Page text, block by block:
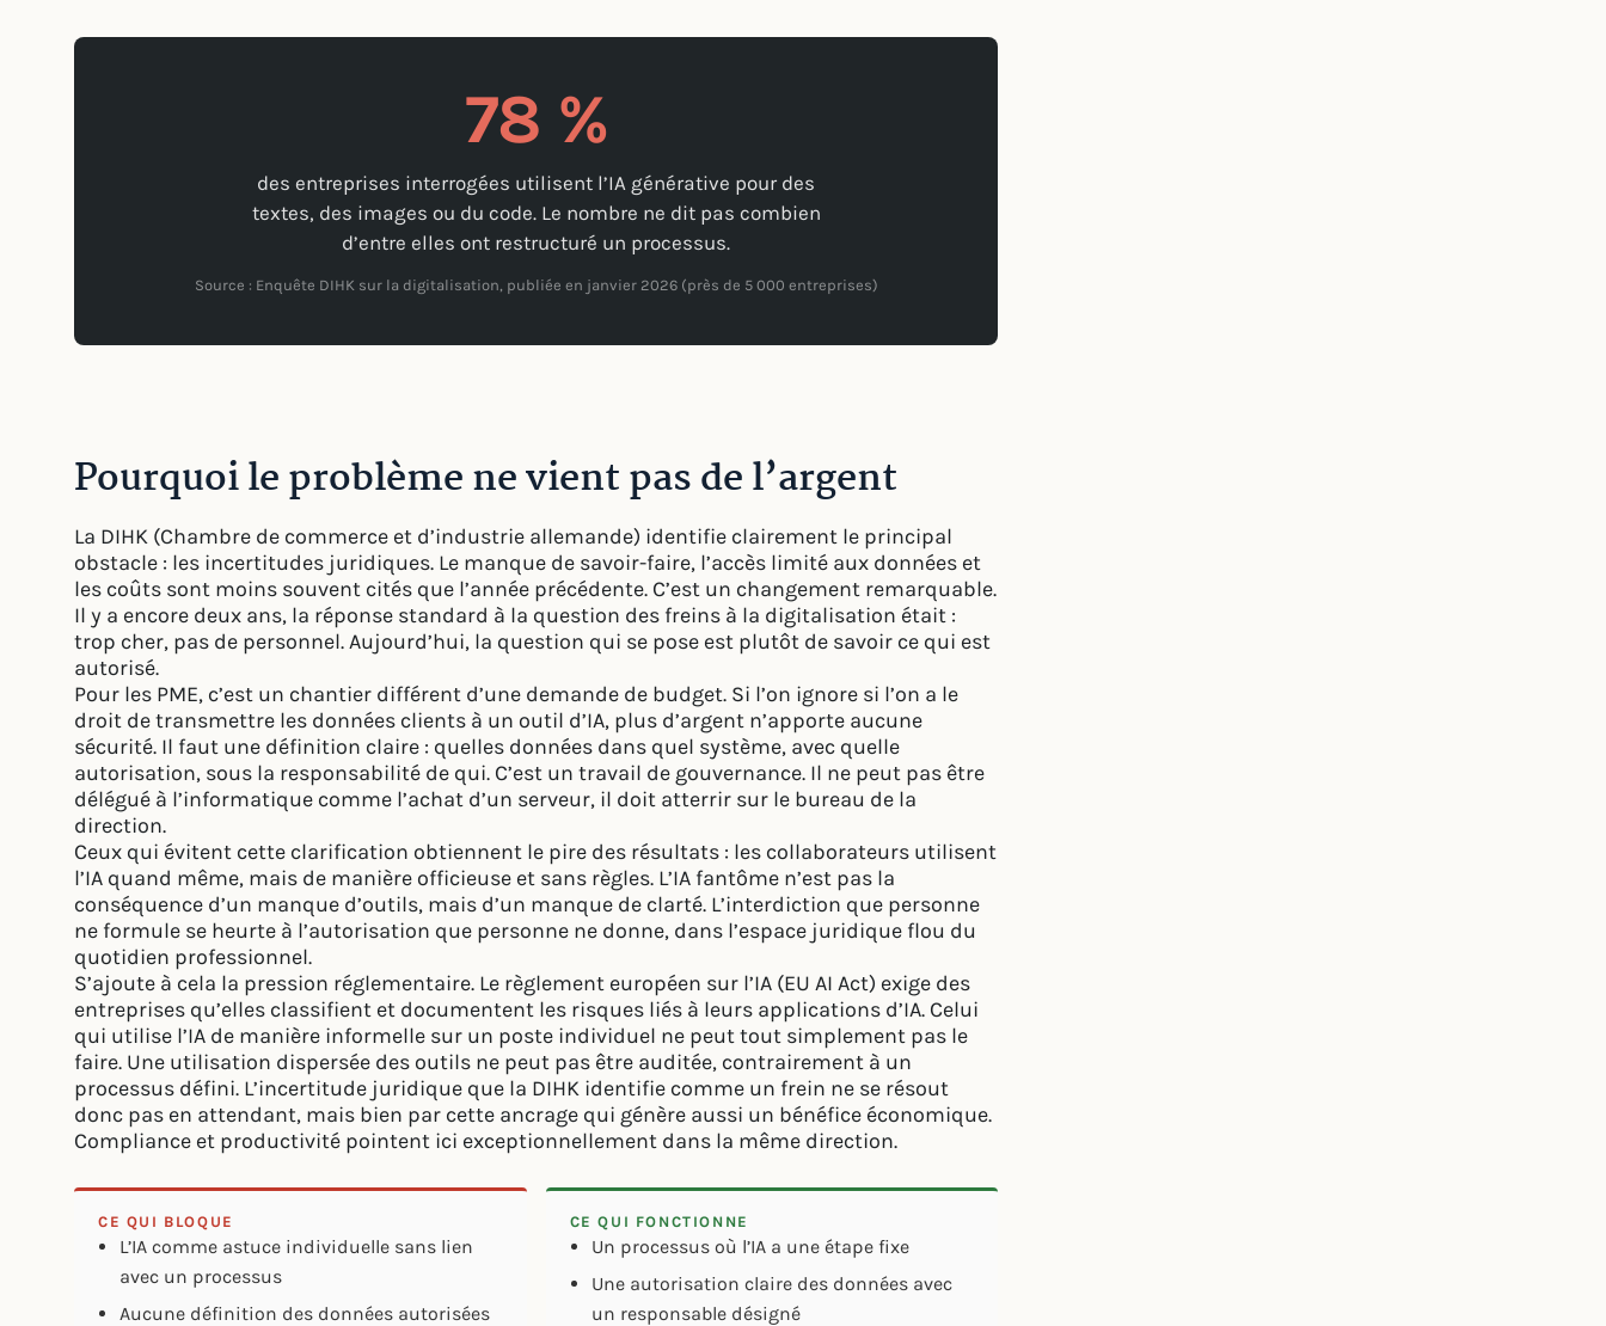
78 %
des entreprises interrogées utilisent l’IA générative pour des
textes, des images ou du code. Le nombre ne dit pas combien
d’entre elles ont restructuré un processus.
Source : Enquête DIHK sur la digitalisation, publiée en janvier 2026 (près de 5 000 entreprises)
Pourquoi le problème ne vient pas de l’argent
La DIHK (Chambre de commerce et d’industrie allemande) identifie clairement le principal
obstacle : les incertitudes juridiques. Le manque de savoir-faire, l’accès limité aux données et
les coûts sont moins souvent cités que l’année précédente. C’est un changement remarquable.
Il y a encore deux ans, la réponse standard à la question des freins à la digitalisation était :
trop cher, pas de personnel. Aujourd’hui, la question qui se pose est plutôt de savoir ce qui est
autorisé.
Pour les PME, c’est un chantier différent d’une demande de budget. Si l’on ignore si l’on a le
droit de transmettre les données clients à un outil d’IA, plus d’argent n’apporte aucune
sécurité. Il faut une définition claire : quelles données dans quel système, avec quelle
autorisation, sous la responsabilité de qui. C’est un travail de gouvernance. Il ne peut pas être
délégué à l’informatique comme l’achat d’un serveur, il doit atterrir sur le bureau de la
direction.
Ceux qui évitent cette clarification obtiennent le pire des résultats : les collaborateurs utilisent
l’IA quand même, mais de manière officieuse et sans règles. L’IA fantôme n’est pas la
conséquence d’un manque d’outils, mais d’un manque de clarté. L’interdiction que personne
ne formule se heurte à l’autorisation que personne ne donne, dans l’espace juridique flou du
quotidien professionnel.
S’ajoute à cela la pression réglementaire. Le règlement européen sur l’IA (EU AI Act) exige des
entreprises qu’elles classifient et documentent les risques liés à leurs applications d’IA. Celui
qui utilise l’IA de manière informelle sur un poste individuel ne peut tout simplement pas le
faire. Une utilisation dispersée des outils ne peut pas être auditée, contrairement à un
processus défini. L’incertitude juridique que la DIHK identifie comme un frein ne se résout
donc pas en attendant, mais bien par cette ancrage qui génère aussi un bénéfice économique.
Compliance et productivité pointent ici exceptionnellement dans la même direction.
CE QUI BLOQUE
L’IA comme astuce individuelle sans lien
avec un processus
Aucune définition des données autorisées
CE QUI FONCTIONNE
Un processus où l’IA a une étape fixe
Une autorisation claire des données avec
un responsable désigné